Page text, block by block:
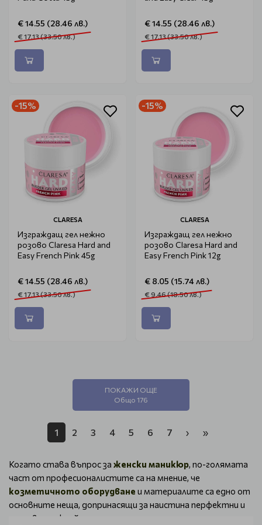
€ 14.55 (28.46 лв.)
€ 17.13 (33.50 лв.)
€ 14.55 (28.46 лв.)
€ 17.13 (33.50 лв.)
-15%
CLARESA
Изграждащ гел нежно
розово Claresa Hard and
Easy French Pink 45g
€ 14.55 (28.46 лв.)
€ 17.13 (33.50 лв.)
-15%
CLARESA
Изграждащ гел нежно
розово Claresa Hard and
Easy French Pink 12g
€ 8.05 (15.74 лв.)
€ 9.46 (18.50 лв.)
ПОКАЖИ ОЩЕ
Общо 176
1 2 3 4 5 6 7 › »
Когато става въпрос за женски маникюр, по-голямата
част от професионалистите са на мнение, че
козметичното оборудване и материалите са едно от
основните неща, допринасящи за наистина перфектни и
несравними крайни резултати.